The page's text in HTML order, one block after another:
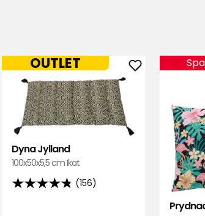
Dyna Jylland
100x50x5,5 cm Ikat
(156)
4.8
OUTLET
Lägg
i
favoriter